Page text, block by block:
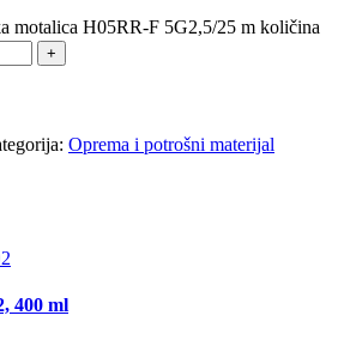
motalica H05RR-F 5G2,5/25 m količina
Oprema i potrošni materijal
400 ml